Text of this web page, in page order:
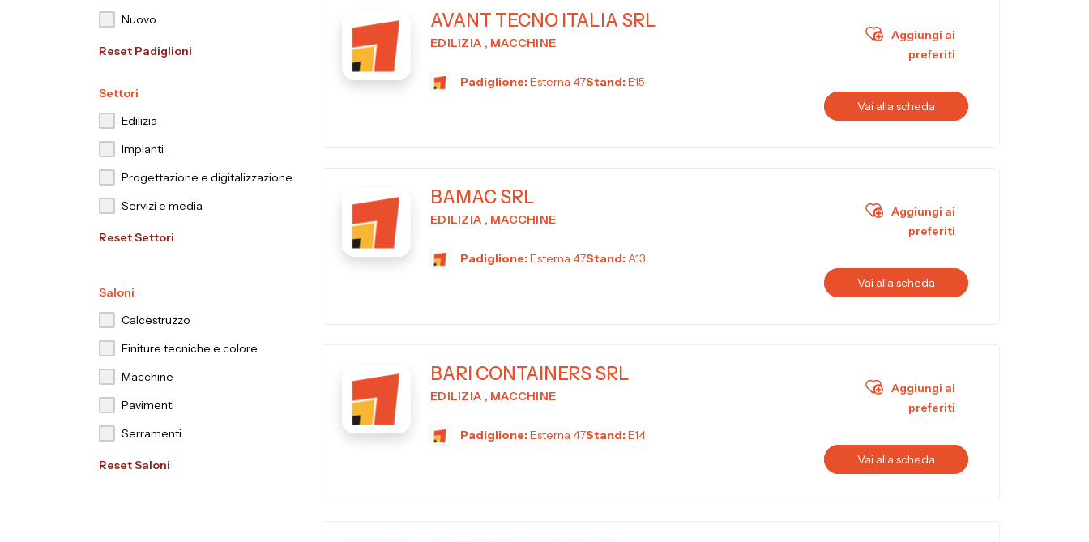
Nuovo
Reset Padiglioni
Settori
Edilizia
Impianti
Progettazione e digitalizzazione
Servizi e media
Reset Settori
Saloni
Calcestruzzo
Finiture tecniche e colore
Macchine
Pavimenti
Serramenti
Reset Saloni
AVANT TECNO ITALIA SRL
EDILIZIA , MACCHINE
Padiglione:Esterna 47Stand:E15
Aggiungi ai
preferiti
Vai alla scheda
BAMAC SRL
EDILIZIA , MACCHINE
Padiglione:Esterna 47Stand:A13
Aggiungi ai
preferiti
Vai alla scheda
BARI CONTAINERS SRL
EDILIZIA , MACCHINE
Padiglione:Esterna 47Stand:E14
Aggiungi ai
preferiti
Vai alla scheda